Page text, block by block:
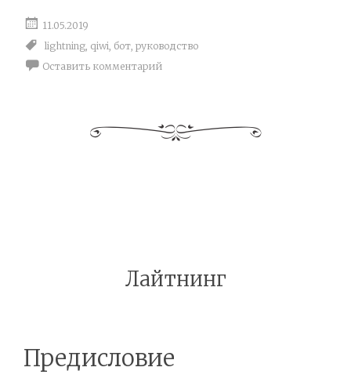
11.05.2019
lightning qiwi бот руководство
Оставить комментарий
Лайтнинг
Предисловие